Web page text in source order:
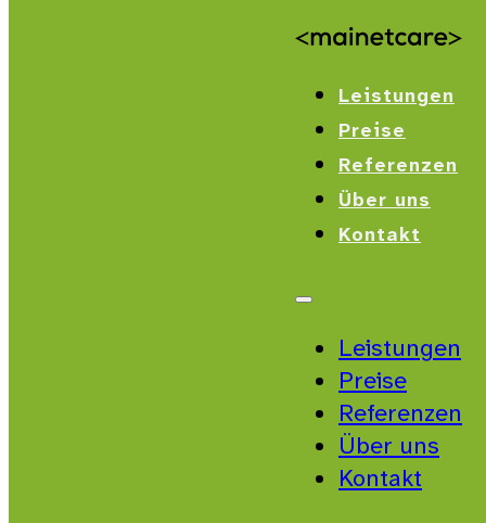
Leistungen
Preise
Referenzen
Über uns
Kontakt
Leistungen
Preise
Referenzen
Über uns
Kontakt